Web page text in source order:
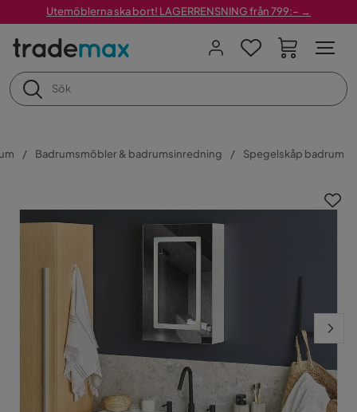
Utemöblerna ska bort! LAGERRENSNING från 799:– →
Badrumsmöbler & badrumsinredning Spegelskåp badrum